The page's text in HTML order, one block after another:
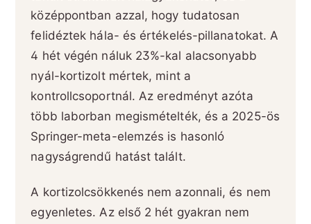
középpontban azzal, hogy tudatosan
felidéztek hála- és értékelés-pillanatokat. A
4 hét végén náluk 23%-kal alacsonyabb
nyál-kortizolt mértek, mint a
kontrollcsoportnál. Az eredményt azóta
több laborban megismételték, és a 2025-ös
Springer-meta-elemzés is hasonló
nagyságrendű hatást talált.
A kortizolcsökkenés nem azonnali, és nem
egyenletes. Az első 2 hét gyakran nem